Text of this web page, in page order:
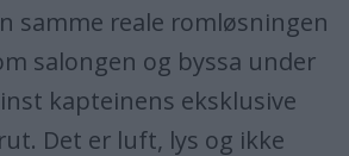
samme reale romløsningen
salongen og byssa under
kapteinens eksklusive
Det er luft, lys og ikke